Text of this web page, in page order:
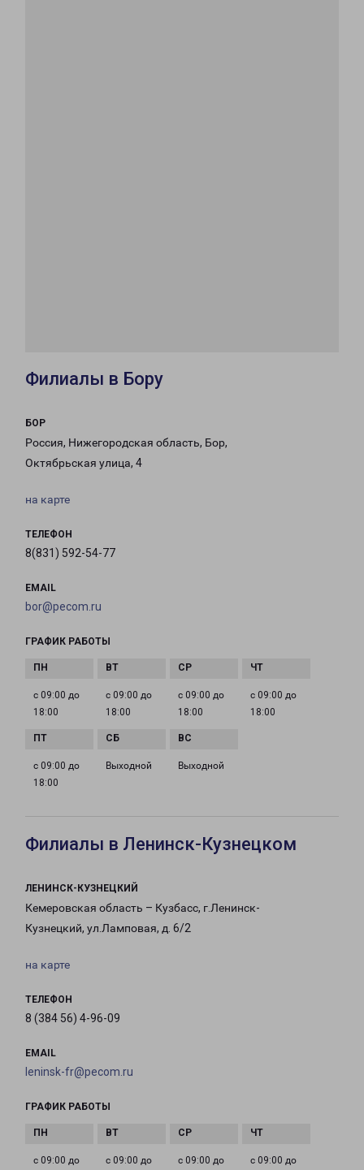
Филиалы в Бору
БОР
Россия, Нижегородская область, Бор,
Октябрьская улица, 4
на карте
ТЕЛЕФОН
8(831) 592-54-77
EMAIL
bor@pecom.ru
ГРАФИК РАБОТЫ
с 09:00 до
18:00
с 09:00 до
18:00
с 09:00 до
18:00
с 09:00 до
18:00
с 09:00 до
18:00
Выходной Выходной
Филиалы в Ленинск-Кузнецком
ЛЕНИНСК-КУЗНЕЦКИЙ
Кемеровская область – Кузбасс, г.Ленинск-
Кузнецкий, ул.Ламповая, д. 6/2
на карте
ТЕЛЕФОН
8 (384 56) 4-96-09
EMAIL
leninsk-fr@pecom.ru
ГРАФИК РАБОТЫ
с 09:00 до с 09:00 до с 09:00 до с 09:00 до